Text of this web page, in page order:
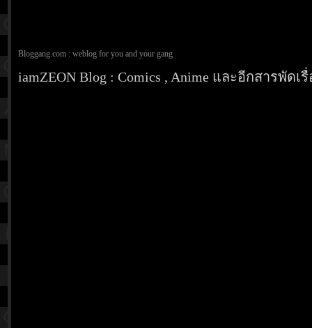
Bloggang.com : weblog for you and your gang
iamZEON Blog : Comics , Anime และอีกสารพัดเรื่